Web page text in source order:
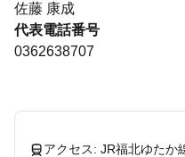
佐藤 康成
代表電話番号
0362638707
アクセス: JR福北ゆたか